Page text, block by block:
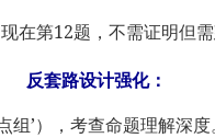
在第12题，不需证明但需
反套路设计强化：
’），考查命题理解深度。